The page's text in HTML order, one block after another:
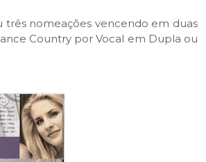
três nomeações vencendo em duas
Country por Vocal em Dupla ou